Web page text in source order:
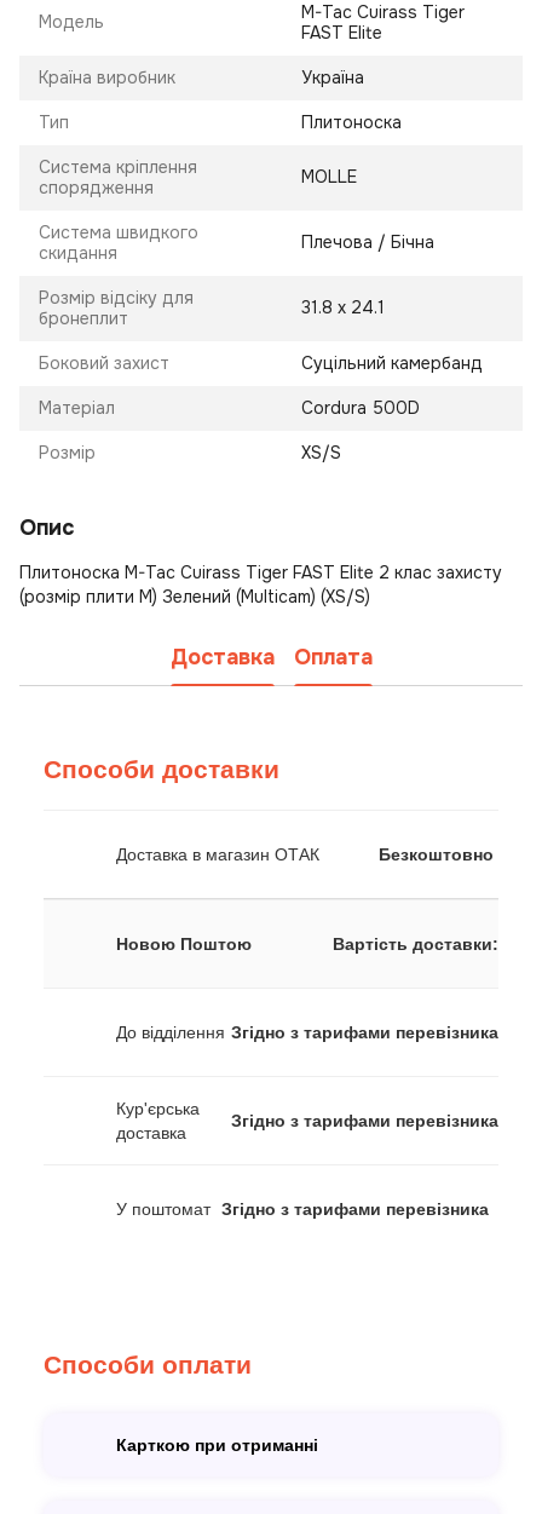
Модель
M-Tac Cuirass Tiger
FAST Elite
Країна виробник Україна
Тип Плитоноска
Система кріплення
спорядження
MOLLE
Система швидкого
скидання
Плечова / Бічна
Розмір відсіку для
бронеплит
31.8 х 24.1
Боковий захист Суцільний камербанд
Матеріал Cordura 500D
Розмір XS/S
Опис
Плитоноска M-Tac Cuirass Tiger FAST Elite 2 клас захисту
(розмір плити М) Зелений (Multicam) (XS/S)
Доставка Оплата
Способи доставки
Доставка в магазин ОТАК Безкоштовно
Новою Поштою Вартість доставки:
До відділення Згідно з тарифами перевізника
Кур'єрська
доставка
Згідно з тарифами перевізника
У поштомат Згідно з тарифами перевізника
Способи оплати
Карткою при отриманні